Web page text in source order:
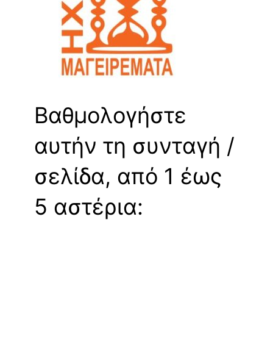
Βαθμολογήστε
αυτήν τη συνταγή /
σελίδα, από 1 έως
5 αστέρια: